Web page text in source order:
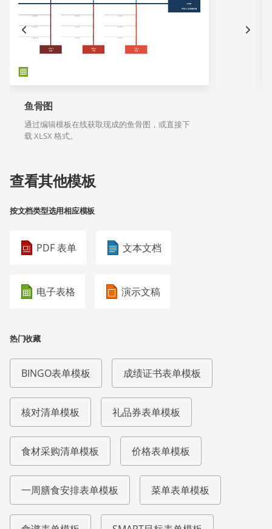
鱼骨图
通过编辑模板在线获取现成的鱼骨图，或直接下
载 XLSX 格式。
查看其他模板
按文档类型选用相应模板
PDF 表单 文本文档
电子表格 演示文稿
热门收藏
BINGO表单模板 成绩证书表单模板
核对清单模板 礼品券表单模板
食材采购清单模板 价格表单模板
一周膳食安排表单模板 菜单表单模板